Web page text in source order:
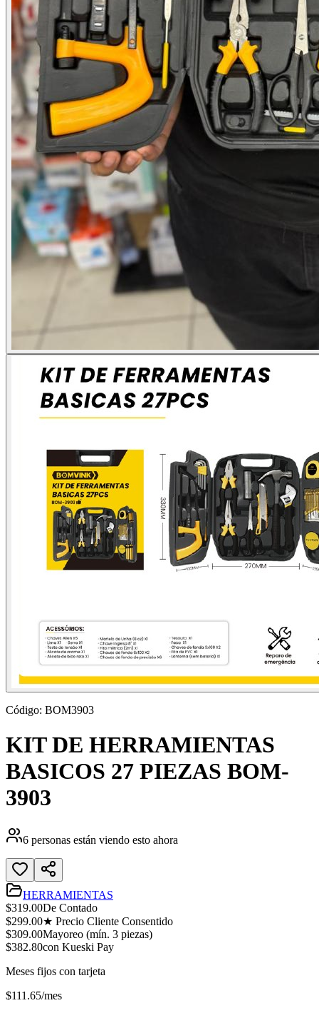
Código: BOM3903
KIT DE HERRAMIENTAS
BASICOS 27 PIEZAS BOM-
3903
6 personas están viendo esto ahora
HERRAMIENTAS
$319.00De Contado
$299.00★ Precio Cliente Consentido
$309.00Mayoreo (mín. 3 piezas)
$382.80con Kueski Pay
Meses fijos con tarjeta
$111.65/mes